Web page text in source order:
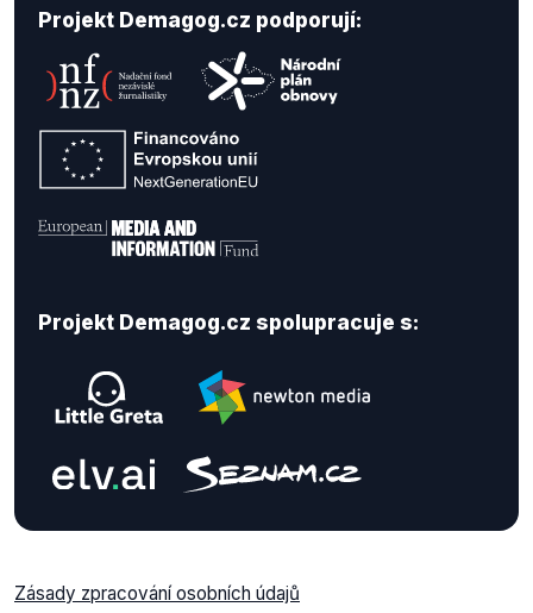
Projekt Demagog.cz podporují:
Projekt Demagog.cz spolupracuje s:
Zásady zpracování osobních údajů